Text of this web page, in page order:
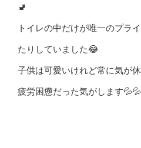
🚽
トイレの中だけが唯一のプラ
たりしていました😂
子供は可愛いけれど常に気が休
疲労困憊だった気がします